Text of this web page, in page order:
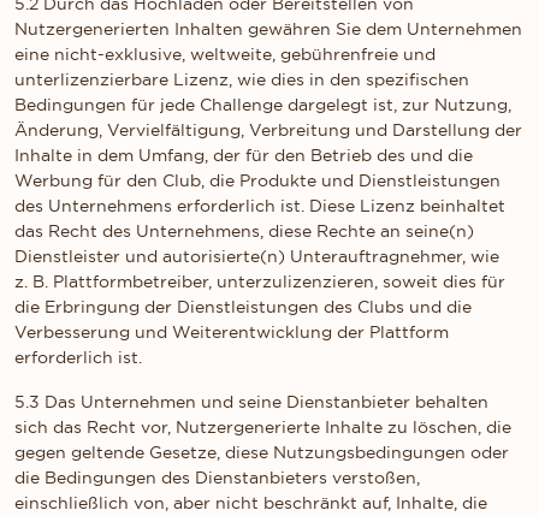
Nutzergenerierten Inhalten gewähren Sie dem Unternehmen
eine nicht-exklusive, weltweite, gebührenfreie und
unterlizenzierbare Lizenz, wie dies in den spezifischen
Bedingungen für jede Challenge dargelegt ist, zur Nutzung,
Änderung, Vervielfältigung, Verbreitung und Darstellung der
Inhalte in dem Umfang, der für den Betrieb des und die
Werbung für den Club, die Produkte und Dienstleistungen
des Unternehmens erforderlich ist. Diese Lizenz beinhaltet
das Recht des Unternehmens, diese Rechte an seine(n)
Dienstleister und autorisierte(n) Unterauftragnehmer, wie
z. B. Plattformbetreiber, unterzulizenzieren, soweit dies für
die Erbringung der Dienstleistungen des Clubs und die
Verbesserung und Weiterentwicklung der Plattform
erforderlich ist.
5.3 Das Unternehmen und seine Dienstanbieter behalten
sich das Recht vor, Nutzergenerierte Inhalte zu löschen, die
gegen geltende Gesetze, diese Nutzungsbedingungen oder
die Bedingungen des Dienstanbieters verstoßen,
einschließlich von, aber nicht beschränkt auf, Inhalte, die
DIE WCAG-RICHTLINIEN EINHALTEN UND UNTERSTÜTZENDE